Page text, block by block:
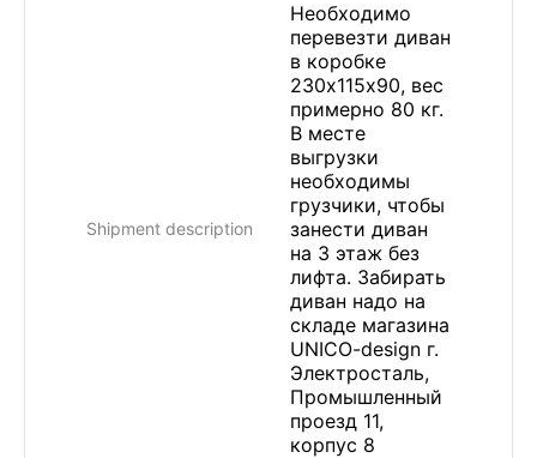
Shipment description
Необходимо
перевезти диван
в коробке
230х115х90, вес
примерно 80 кг.
В месте
выгрузки
необходимы
грузчики, чтобы
занести диван
на 3 этаж без
лифта. Забирать
диван надо на
складе магазина
UNICO-design г.
Электросталь,
Промышленный
проезд 11,
корпус 8